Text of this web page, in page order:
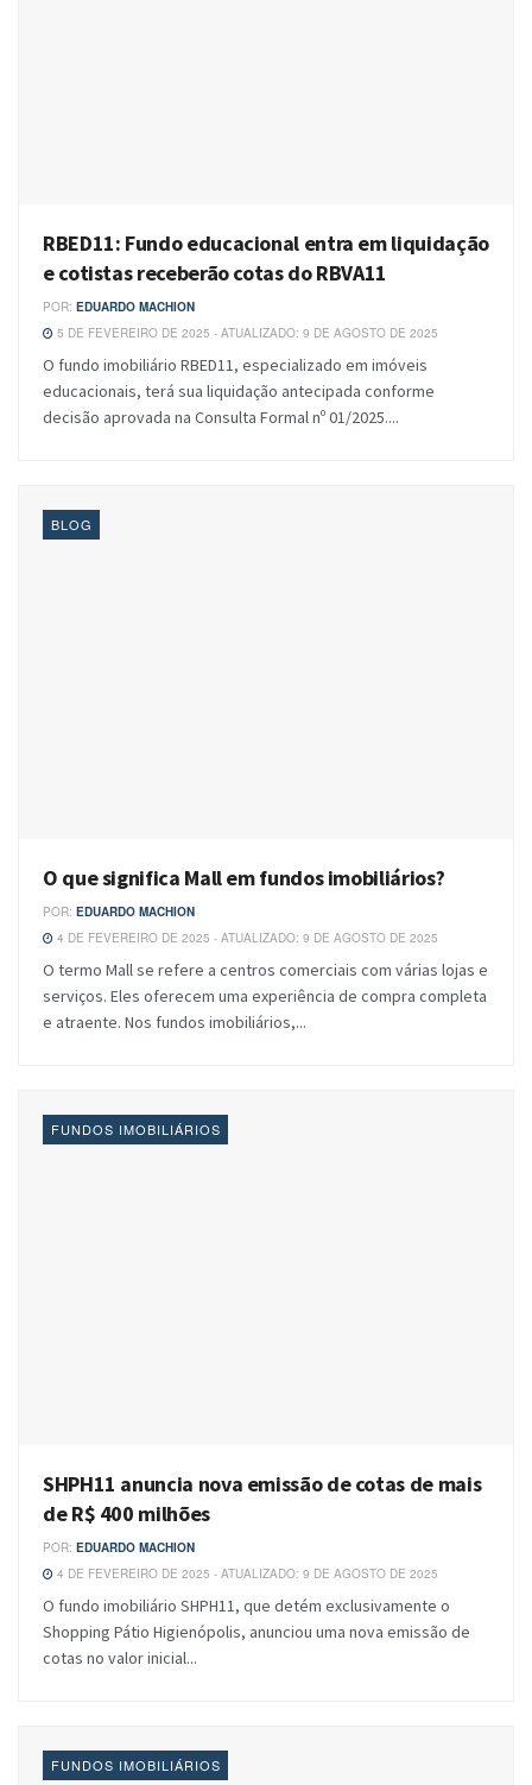
RBED11: Fundo educacional entra em liquidação
e cotistas receberão cotas do RBVA11
POR: EDUARDO MACHION
5 DE FEVEREIRO DE 2025 - ATUALIZADO: 9 DE AGOSTO DE 2025
O fundo imobiliário RBED11, especializado em imóveis
educacionais, terá sua liquidação antecipada conforme
decisão aprovada na Consulta Formal nº 01/2025....
BLOG
O que significa Mall em fundos imobiliários?
POR: EDUARDO MACHION
4 DE FEVEREIRO DE 2025 - ATUALIZADO: 9 DE AGOSTO DE 2025
O termo Mall se refere a centros comerciais com várias lojas e
serviços. Eles oferecem uma experiência de compra completa
e atraente. Nos fundos imobiliários,...
FUNDOS IMOBILIÁRIOS
SHPH11 anuncia nova emissão de cotas de mais
de R$ 400 milhões
POR: EDUARDO MACHION
4 DE FEVEREIRO DE 2025 - ATUALIZADO: 9 DE AGOSTO DE 2025
O fundo imobiliário SHPH11, que detém exclusivamente o
Shopping Pátio Higienópolis, anunciou uma nova emissão de
cotas no valor inicial...
FUNDOS IMOBILIÁRIOS